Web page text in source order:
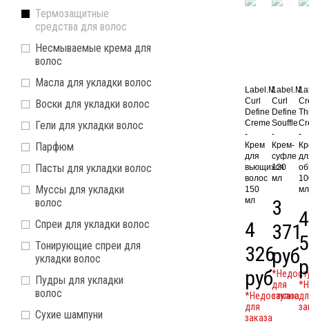
Термозащитные
средства для волос
Несмываемые крема для
волос
Масла для укладки волос
Воски для укладки волос
Гели для укладки волос
Парфюм
Пасты для укладки волос
Муссы для укладки
волос
Спреи для укладки волос
Тонирующие спреи для
укладки волос
Пудры для укладки
волос
Сухие шампуни
Label.M
Curl
Define
Creme
-
Крем
для
вьющихся
волос
150
мл
4
326
руб
*Недоступно
для
заказа
Label.M
Curl
Define
Souffle
-
Крем-
суфле
120
мл
3
371
руб
для
заказа
-
мл
4